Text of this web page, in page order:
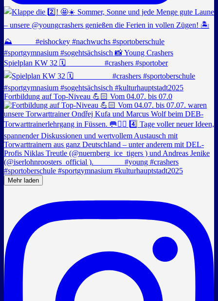
Spielplan KW 32 🗓️ _________ #crashers #sportober
Fortbildung auf Top-Niveau 💪🏻 Vom 04.07. bis 07.0
Mehr laden